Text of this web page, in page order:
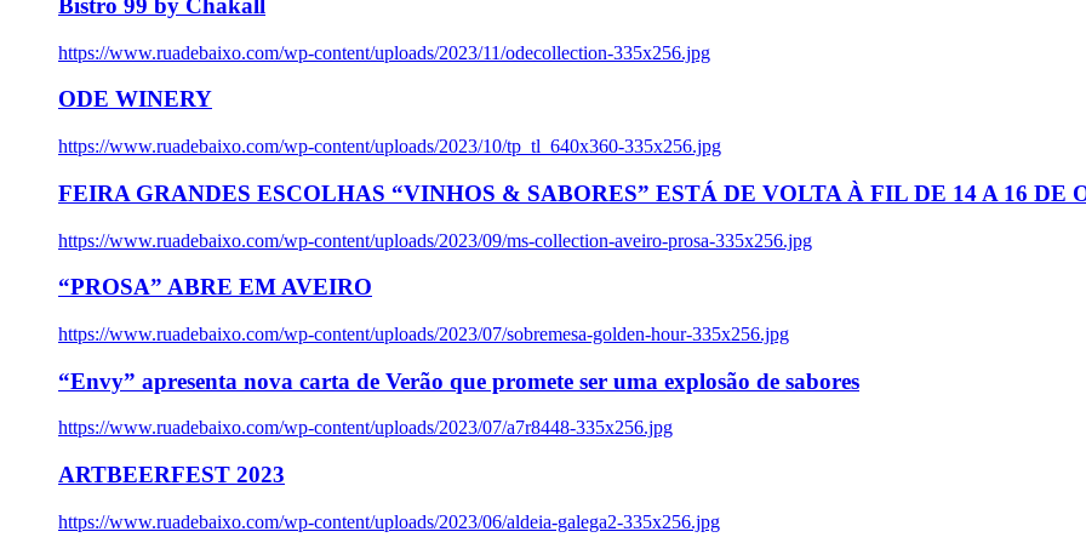
Bistro 99 by Chakall
https://www.ruadebaixo.com/wp-content/uploads/2023/11/odecollection-335x256.jpg
ODE WINERY
https://www.ruadebaixo.com/wp-content/uploads/2023/10/tp_tl_640x360-335x256.jpg
FEIRA GRANDES ESCOLHAS “VINHOS & SABORES” ESTÁ DE VOLTA À FIL DE 14 A 16 DE
https://www.ruadebaixo.com/wp-content/uploads/2023/09/ms-collection-aveiro-prosa-335x256.jpg
“PROSA” ABRE EM AVEIRO
https://www.ruadebaixo.com/wp-content/uploads/2023/07/sobremesa-golden-hour-335x256.jpg
“Envy” apresenta nova carta de Verão que promete ser uma explosão de sabores
https://www.ruadebaixo.com/wp-content/uploads/2023/07/a7r8448-335x256.jpg
ARTBEERFEST 2023
https://www.ruadebaixo.com/wp-content/uploads/2023/06/aldeia-galega2-335x256.jpg